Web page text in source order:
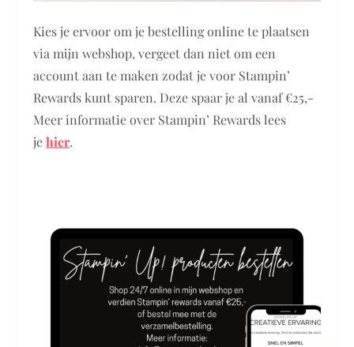
Kies je ervoor om je bestelling online te plaatsen
via mijn webshop, vergeet dan niet om een
account aan te maken zodat je voor Stampin’
Rewards kunt sparen. Deze spaar je al vanaf €25,-
Meer informatie over Stampin’ Rewards lees
jehier.